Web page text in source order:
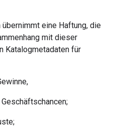
eine Haftung, die
mit dieser
Katalogmetadaten für